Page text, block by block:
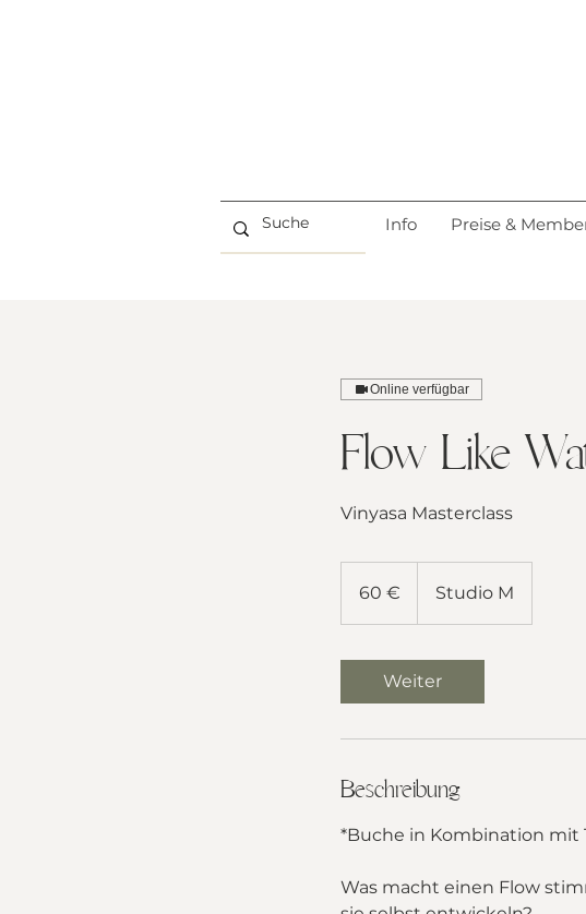
Info Preise &
Online verfügbar
Flow Like
Vinyasa Masterclass
60 € Studio M
Weiter
Beschreibung
*Buche in Kombination mit
Was macht einen Flow